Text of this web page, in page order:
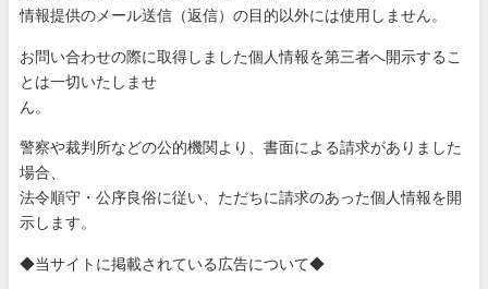
情報提供のメール送信（返信）の目的以外には使用しません。
お問い合わせの際に取得しました個人情報を第三者へ開示するこ
と は一切いたしませ
ん。
警察や裁判所などの公的機関より、書面による請求がありました
場合、
法令順守・公序良俗に従い、ただちに請求のあった個人情報を開
示 します。
◆当サイトに掲載されている広告について◆